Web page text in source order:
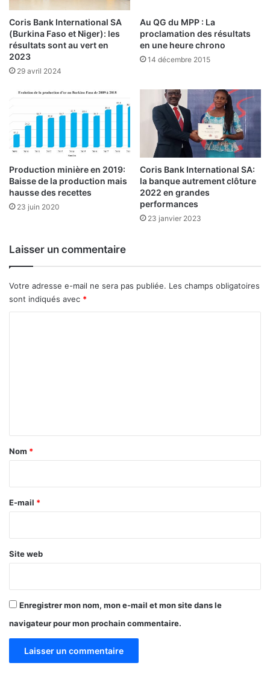
a
c
t
i
v
Coris Bank International SA
(Burkina Faso et Niger): les
résultats sont au vert en
2023
29 avril 2024
Au QG du MPP : La
proclamation des résultats
en une heure chrono
14 décembre 2015
Production minière en 2019:
Baisse de la production mais
hausse des recettes
23 juin 2020
Coris Bank International SA:
la banque autrement clôture
2022 en grandes
performances
23 janvier 2023
Laisser un commentaire
Votre adresse e-mail ne sera pas publiée. Les champs obligatoires
sont indiqués avec *
a
e
Nom *
E-mail *
Site web
Enregistrer mon nom, mon e-mail et mon site dans le
navigateur pour mon prochain commentaire.